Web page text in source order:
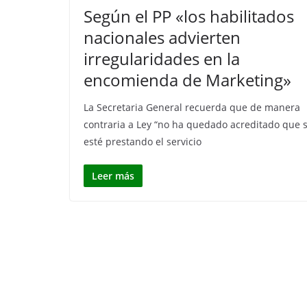
Según el PP «los habilitados
nacionales advierten
irregularidades en la
encomienda de Marketing»
La Secretaria General recuerda que de manera
contraria a Ley “no ha quedado acreditado que
esté prestando el servicio
Leer más